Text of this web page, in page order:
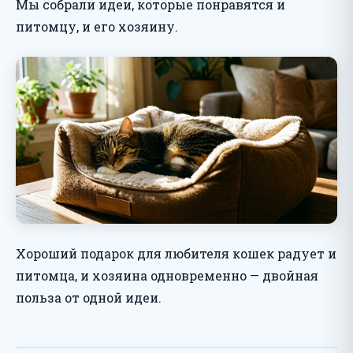
Мы собрали идеи, которые понравятся и
питомцу, и его хозяину.
Хороший подарок для любителя кошек радует и
питомца, и хозяина одновременно — двойная
польза от одной идеи.